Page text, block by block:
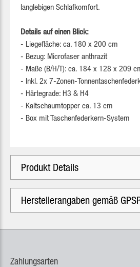
langlebigen Schlafkomfort.
Details auf einen Blick:
- Liegefläche: ca. 180 x 200 cm
- Bezug: Microfaser anthrazit
- Maße (B/H/T): ca. 184 x 128 x 209
- Inkl. 2x 7-Zonen-
- Härtegrade: H3 & H4
- Kaltschaumtopper ca. 13 cm
- Box mit Taschenfederkern-System
Produkt Details
Herstellerangaben gemäß
Zahlungsarten